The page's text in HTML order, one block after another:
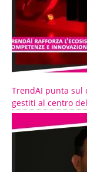
TrendAI punta sul
gestiti al centro